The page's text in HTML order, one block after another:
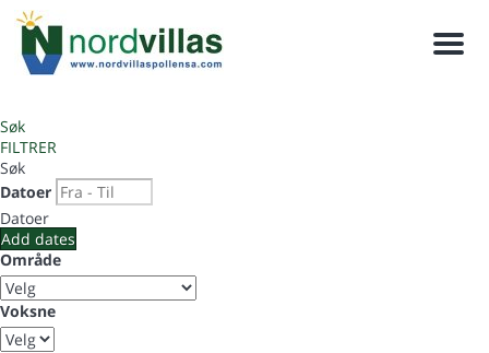
Meny
Søk
FILTRER
Søk
Datoer
Datoer
Add dates
Område
Voksne